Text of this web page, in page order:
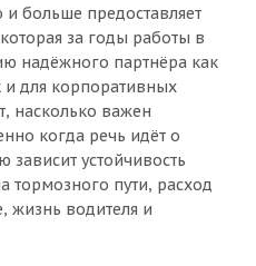
и больше предоставляет
за годы работы в
надёжного партнёра как
и для корпоративных
насколько важен
когда речь идёт о
устойчивость
тормозного пути, расход
жизнь водителя и